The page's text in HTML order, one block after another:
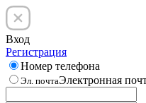
Вход
Регистрация
Номер телефона
Эл. почтаЭлектронная